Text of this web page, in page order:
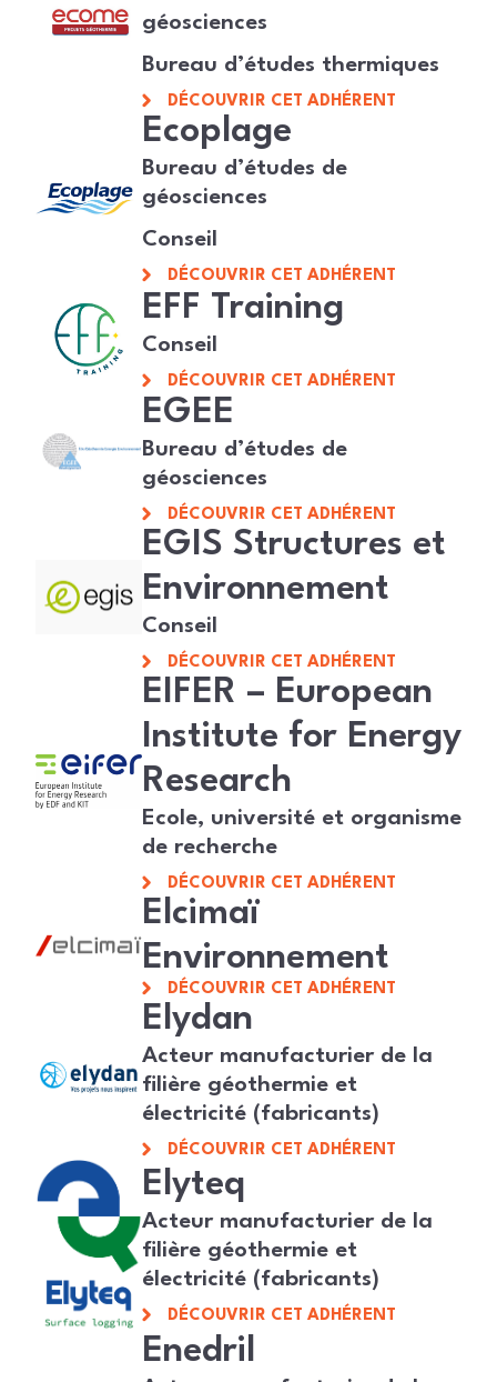
géosciences
Bureau d’études thermiques
DÉCOUVRIR CET ADHÉRENT
Ecoplage
Bureau d’études de
géosciences
Conseil
DÉCOUVRIR CET ADHÉRENT
EFF Training
Conseil
DÉCOUVRIR CET ADHÉRENT
EGEE
Bureau d’études de
géosciences
DÉCOUVRIR CET ADHÉRENT
EGIS Structures et
Environnement
Conseil
DÉCOUVRIR CET ADHÉRENT
EIFER – European
Institute for Energy
Research
Ecole, université et organisme
de recherche
DÉCOUVRIR CET ADHÉRENT
Elcimaï
Environnement
DÉCOUVRIR CET ADHÉRENT
Elydan
Acteur manufacturier de la
filière géothermie et
électricité (fabricants)
DÉCOUVRIR CET ADHÉRENT
Elyteq
Acteur manufacturier de la
filière géothermie et
électricité (fabricants)
DÉCOUVRIR CET ADHÉRENT
Enedril